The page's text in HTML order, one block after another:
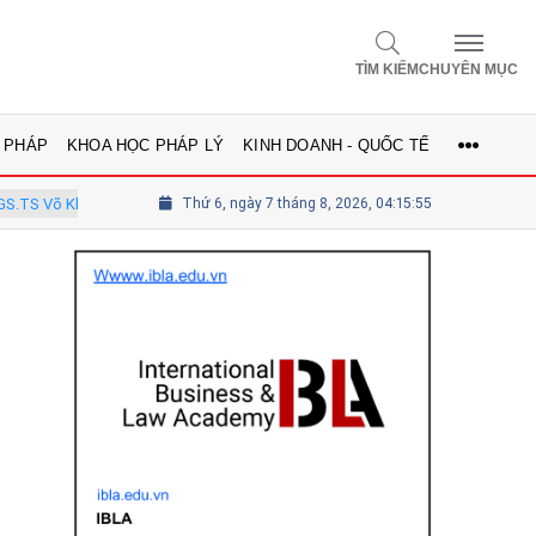
TÌM KIẾMCHUYÊN MỤC
KHOA HỌC PHÁP LÝ KINH DOANH - QUỐC TẾ
- Ủy viên Hội đồng Tổng biên tập Lê Thị Mai Phương - Ủy
Thứ 6, ngày 7 tháng 8, 2026, 04:15:57